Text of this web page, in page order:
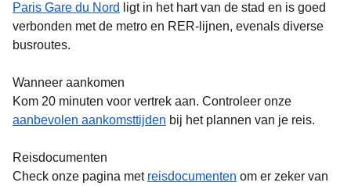
Paris Gare du Nord
ligt in het hart van de stad en is goed
verbonden met de metro en RER-lijnen, evenals diverse
busroutes.
Wanneer aankomen
Kom 20 minuten voor vertrek aan. Controleer onze
aanbevolen aankomsttijden bij het plannen van je reis.
Reisdocumenten
Check onze pagina met reisdocumenten om er zeker van